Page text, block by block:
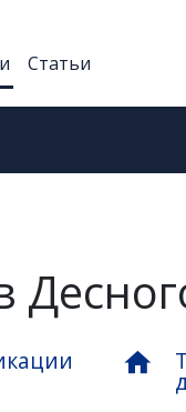
Статьи
home